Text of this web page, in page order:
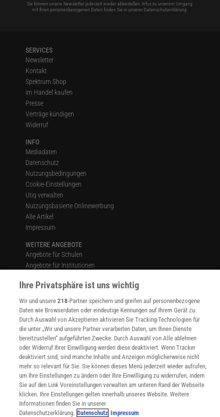
Sie können unsere Newsletter jederzeit wieder abbestellen. Infos zu unserem Umgang
mit Ihren personenbezogenen Daten finden Sie in unserer Datenschutzerklärung
SERVICES
Newsletter
Kontakt
Spektrum Shop
Im Handel kaufen
Presse
Verträge kündigen
Widerruf
INFO
Mediadaten
Datenschutz
Nutzungsbedingungen
Cookie-Einstellungen
Utiq verwalten
Nutzungsbasierte Onlinewerbung
Alle Artikel
Impressum
WEITERE ANGEBOTE
Angebote für Schulen
Angebote für Institutionen
Lexika
Für Spektrum schreiben
Zugänglichkeitserklärung
WEBSEITEN
KielSCN
Wissenschaft in die Schulen
SciLogs
Uns finden Sie auch hier:
Ihre Privatsphäre ist uns wichtig
Wir und unsere218-Partner speichern und greifen auf personenbezogene
Daten wie Browserdaten oder eindeutige Kennungen auf Ihrem Gerät zu.
Durch Auswahl von Akzeptieren aktivieren Sie Tracking-Technologien für
die unter „Wir und unsere Partner verarbeiten Daten, um Ihnen Dienste
bereitzustellen“ aufgeführten Zwecke. Durch Auswahl von Alle ablehnen
oder Widerruf Ihrer Einwilligung werden diese deaktiviert. Wenn Tracker
deaktiviert sind, sind manche Inhalte und Anzeigen möglicherweise nicht
mehr so relevant für Sie. Sie können dieses Menü jederzeit wieder aufrufen,
um Ihre Einstellungen zu ändern oder Ihre Einwilligung zu widerrufen, indem
Sie auf den Link Voreinstellungen verwalten am unteren Rand der Webseite
klicken. Ihre Einstellungen gelten innerhalb unseres Website. Weitere
Informationen finden Sie in unserer
Datenschutzerklärung. Datenschutz Impressum